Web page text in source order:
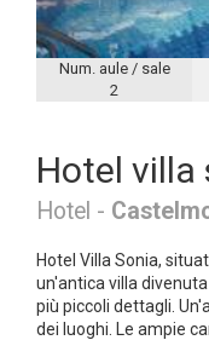
Num. aule / sale
2
Hotel villa
Hotel -
Hotel Villa Sonia,
un'antica villa
più piccoli dettagli.
dei luoghi. Le ampie